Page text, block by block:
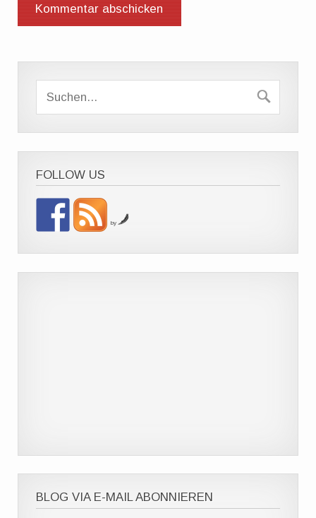
FOLLOW US
by
BLOG VIA E-MAIL ABONNIEREN